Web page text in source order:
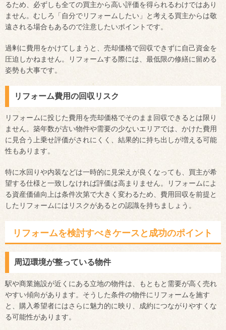
るため、必ずしも全ての買主から高い評価を得られるわけではあり
ません。むしろ「自分でリフォームしたい」と考える買主からは敬
遠される場合もあるので注意したいポイントです。
過剰に費用をかけてしまうと、売却価格で回収できずに自己資金を
圧迫しかねません。リフォームする際には、最低限の修繕に留める
姿勢も大事です。
リフォーム費用の回収リスク
リフォームに投じた費用を売却価格でそのまま回収できるとは限り
ません。築年数が古い物件や需要の少ないエリアでは、かけた費用
に見合う上乗せ評価がされにくく、結果的に持ち出しが増える可能
性もあります。
特に水回りや内装などは一時的に見栄えが良くなっても、買主が希
望する仕様と一致しなければ評価は高まりません。リフォームによ
る資産価値向上は条件次第で大きく変わるため、費用回収を前提と
したリフォームにはリスクがあるとの認識を持ちましょう。
リフォームを検討すべきケースと成功のポイント
周辺環境が整っている物件
駅や商業施設が近くにある立地の物件は、もともと需要が高く売れ
やすい傾向があります。そうした条件の物件にリフォームを施す
と、購入希望者にはさらに魅力的に映り、成約につながりやすくな
る可能性があります。